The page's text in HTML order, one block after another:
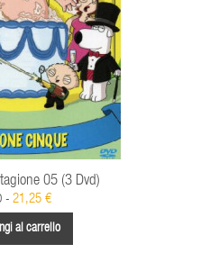
05 (3 Dvd)
- 21,25 €
al carrello